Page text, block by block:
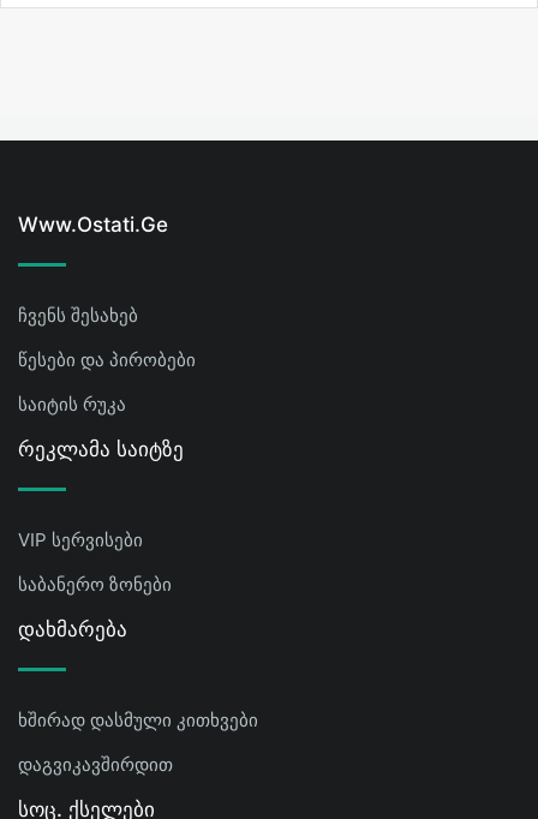
Www.ostati.ge
ჩვენს შესახებ
წესები და პირობები
საიტის რუკა
Რეკლამა Საიტზე
VIP სერვისები
საბანერო ზონები
Დახმარება
ხშირად დასმული კითხვები
დაგვიკავშირდით
Სოც. Ქსელები